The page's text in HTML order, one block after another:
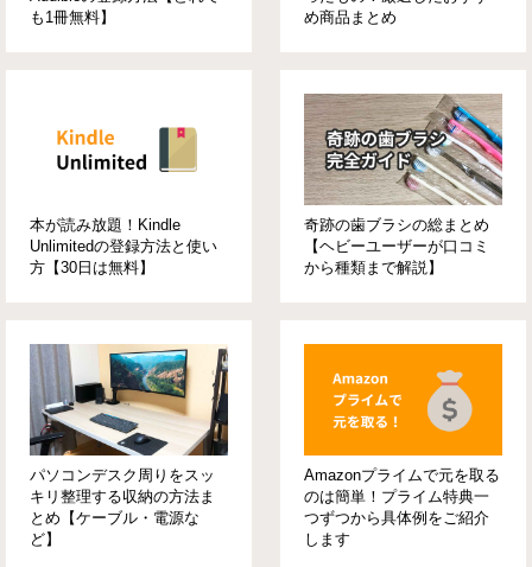
も1冊無料】
め商品まとめ
本が読み放題！Kindle
Unlimitedの登録方法と使い
方【30日は無料】
奇跡の歯ブラシの総まとめ
【ヘビーユーザーが口コミ
から種類まで解説】
パソコンデスク周りをスッ
キリ整理する収納の方法ま
とめ【ケーブル・電源な
ど】
Amazonプライムで元を取る
のは簡単！プライム特典一
つずつから具体例をご紹介
します